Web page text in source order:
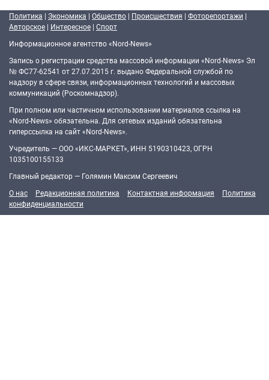
Политика | Экономика | Общество | Происшествия | Фоторепортажи |
Авторское | Интересное | Спорт
Информационное агентство «Nord-News»
Запись о регистрации средства массовой информации «Nord-News» Эл
№ ФС77-62541 от 27.07.2015 г. выдано Федеральной службой по
надзору в сфере связи, информационных технологий и массовых
коммуникаций (Роскомнадзор).
При полном или частичном использовании материалов ссылка на
«Nord-News» обязательна. Для сетевых изданий обязательна
гиперссылка на сайт «Nord-News».
Учредитель — ООО «ИКС-МАРКЕТ», ИНН 5190310423, ОГРН
1035100155133
Главный редактор — Голямин Максим Сергеевич
О нас
Редакционная политика Контактная информация
Политика
конфиденциальности